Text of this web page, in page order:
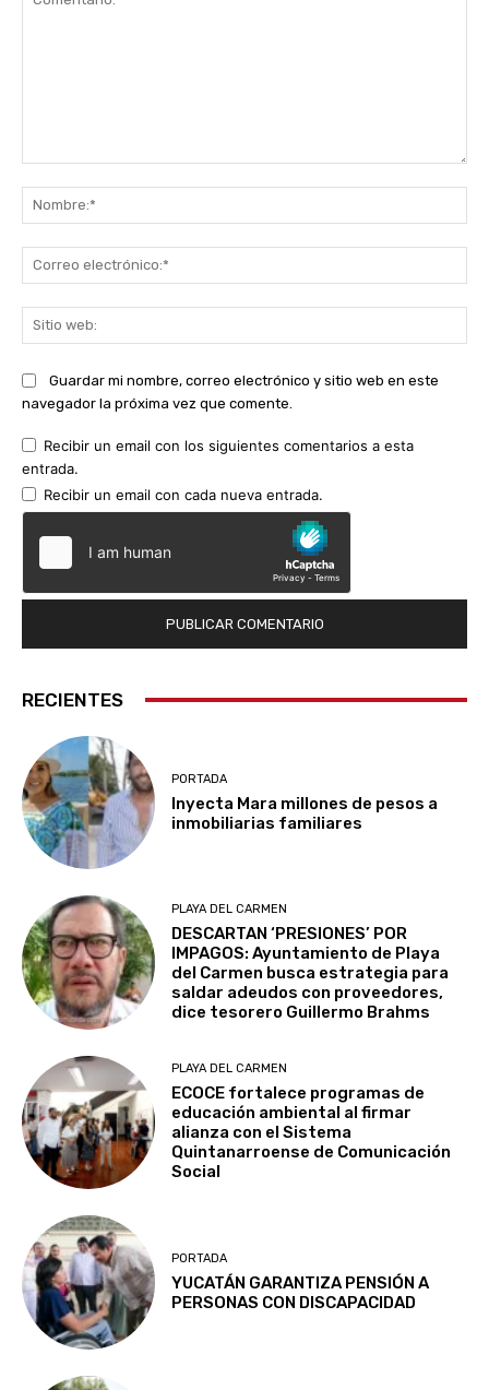
Guardar mi nombre, correo electrónico y sitio web en este
navegador la próxima vez que comente.
Recibir un email con los siguientes comentarios a esta
entrada.
Recibir un email con cada nueva entrada.
RECIENTES
PORTADA
Inyecta Mara millones de pesos a
inmobiliarias familiares
PLAYA DEL CARMEN
DESCARTAN ‘PRESIONES’ POR
IMPAGOS: Ayuntamiento de Playa
del Carmen busca estrategia para
saldar adeudos con proveedores,
dice tesorero Guillermo Brahms
PLAYA DEL CARMEN
ECOCE fortalece programas de
educación ambiental al firmar
alianza con el Sistema
Quintanarroense de Comunicación
Social
PORTADA
YUCATÁN GARANTIZA PENSIÓN A
PERSONAS CON DISCAPACIDAD